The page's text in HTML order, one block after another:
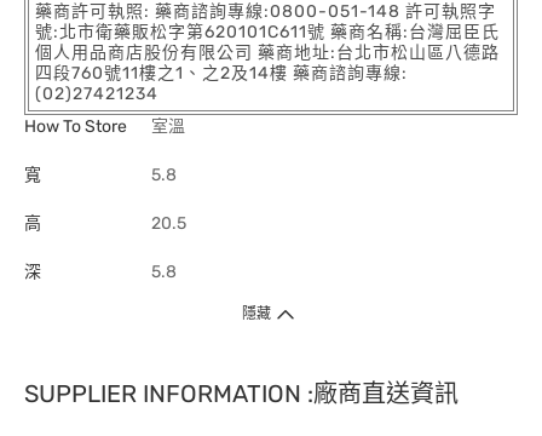
藥商許可執照: 藥商諮詢專線:0800-051-148 許可執照字
號:北市衛藥販松字第620101C611號 藥商名稱:台灣屈臣氏
個人用品商店股份有限公司 藥商地址:台北市松山區八德路
四段760號11樓之1、之2及14樓 藥商諮詢專線:
(02)27421234
How To Store
室溫
寬 5.8
高 20.5
深 5.8
隱藏
SUPPLIER INFORMATION :廠商直送資訊